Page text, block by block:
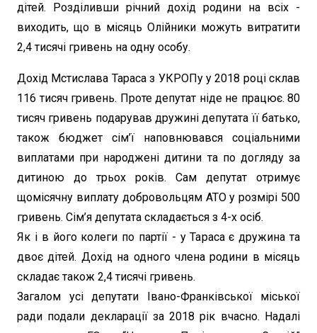
дітей. Розділивши річний дохід родини на всіх -
виходить, що в місяць Олійники можуть витратити
2,4 тисячі гривень на одну особу.
Дохід Мстислава Тараса з УКРОПу у 2018 році склав
116 тисяч гривень. Проте депутат ніде не працює. 80
тисяч гривень подарував дружині депутата її батько,
також бюджет сім’ї наповнювався соціальними
виплатами при народжені дитини та по догляду за
дитиною до трьох років. Сам депутат отримує
щомісячну виплату добровольцям АТО у розмірі 500
гривень. Сім’я депутата складається з 4-х осіб.
Як і в його колеги по партії - у Тараса є дружина та
двоє дітей. Дохід на одного члена родини в місяць
складає також 2,4 тисячі гривень.
Загалом усі депутати Івано-Франківської міської
ради подали декларації за 2018 рік вчасно. Надалі